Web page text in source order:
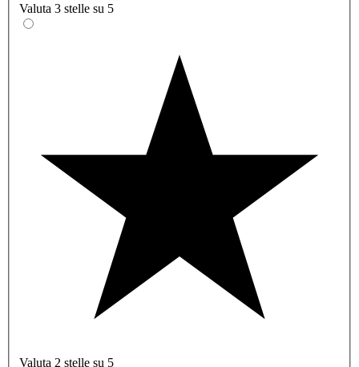
Valuta 3 stelle su 5
Valuta 2 stelle su 5